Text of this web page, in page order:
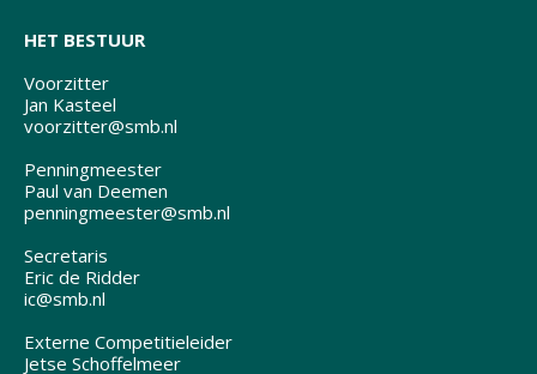
HET BESTUUR
Voorzitter
Jan Kasteel
voorzitter@smb.nl
Penningmeester
Paul van Deemen
penningmeester@smb.nl
Secretaris
Eric de Ridder
ic@smb.nl
Externe Competitieleider
Jetse Schoffelmeer